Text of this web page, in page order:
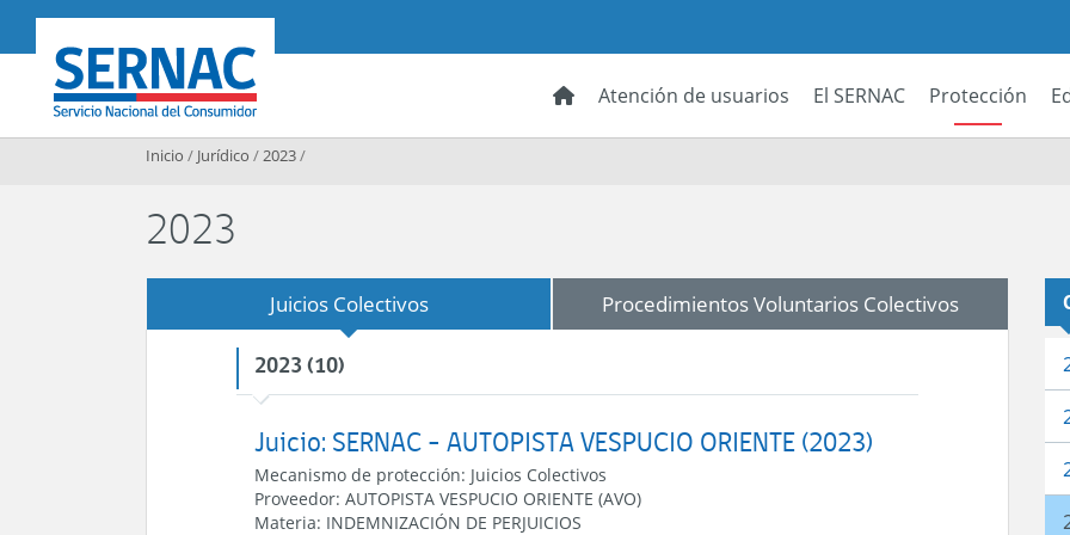
SERNAC
Atención de usuarios El SERNAC Protección
Inicio / Jurídico /2023/
2023
Juicios Colectivos Procedimientos Voluntarios Colectivos
2023 (10)
Juicio: SERNAC - AUTOPISTA VESPUCIO ORIENTE (2023)
Mecanismo de protección: Juicios Colectivos
Proveedor:AUTOPISTA VESPUCIO ORIENTE (AVO)
Materia: INDEMNIZACIÓN DE PERJUICIOS